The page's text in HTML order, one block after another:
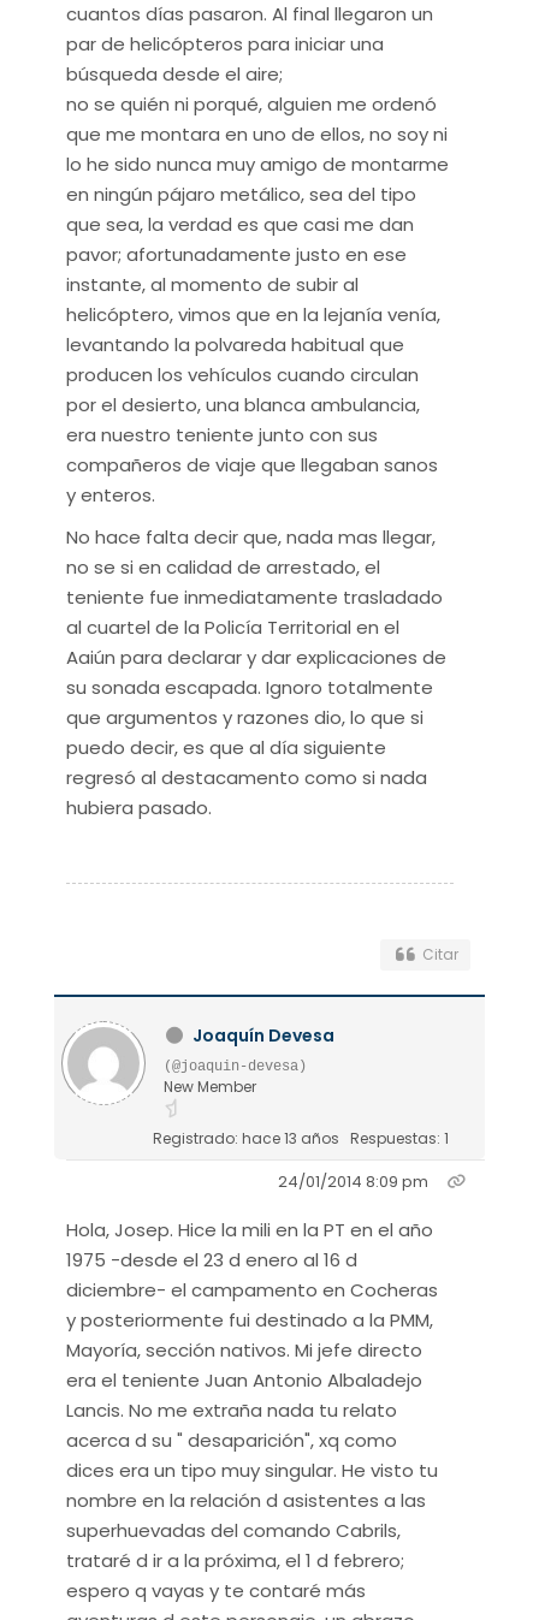
cuantos días pasaron. Al final llegaron un
par de helicópteros para iniciar una
búsqueda desde el aire;
no se quién ni porqué, alguien me ordenó
que me montara en uno de ellos, no soy ni
lo he sido nunca muy amigo de montarme
en ningún pájaro metálico, sea del tipo
que sea, la verdad es que casi me dan
pavor; afortunadamente justo en ese
instante, al momento de subir al
helicóptero, vimos que en la lejanía venía,
levantando la polvareda habitual que
producen los vehículos cuando circulan
por el desierto, una blanca ambulancia,
era nuestro teniente junto con sus
compañeros de viaje que llegaban sanos
y enteros.
No hace falta decir que, nada mas llegar,
no se si en calidad de arrestado, el
teniente fue inmediatamente trasladado
al cuartel de la Policía Territorial en el
Aaiún para declarar y dar explicaciones de
su sonada escapada. Ignoro totalmente
que argumentos y razones dio, lo que si
puedo decir, es que al día siguiente
regresó al destacamento como si nada
hubiera pasado.
Citar
Joaquín Devesa
(@joaquin-devesa)
New Member
Registrado: hace 13 años Respuestas: 1
24/01/2014 8:09 pm
Hola, Josep. Hice la mili en la PT en el año
1975 -desde el 23 d enero al 16 d
diciembre- el campamento en Cocheras
y posteriormente fui destinado a la PMM,
Mayoría, sección nativos. Mi jefe directo
era el teniente Juan Antonio Albaladejo
Lancis. No me extraña nada tu relato
acerca d su " desaparición", xq como
dices era un tipo muy singular. He visto tu
nombre en la relación d asistentes a las
superhuevadas del comando Cabrils,
trataré d ir a la próxima, el 1 d febrero;
espero q vayas y te contaré más